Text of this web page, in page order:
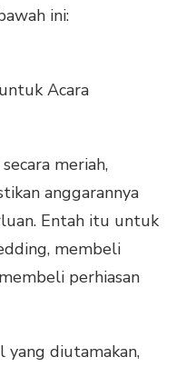
ini:
Acara
meriah,
anggarannya
Entah itu untuk
membeli
perhiasan
yang diutamakan,